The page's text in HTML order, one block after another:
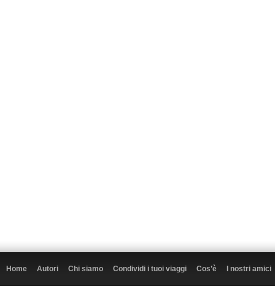
Home Autori Chi siamo Condividi i tuoi viaggi Cos’è I nostri amici